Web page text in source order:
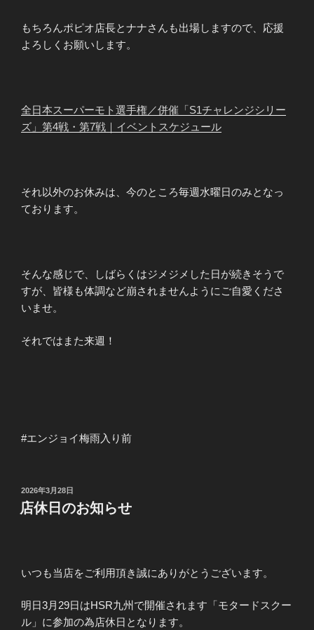
もちろんポピオ店長とナナさんも出場しますので、応援
よろしくお願いします。
全日本スーパーモト選手権／併催「S1チャレンジシリー
ズ」第4戦・第7戦｜イベントスケジュール
それ以外のお休みは、今のところ毎週水曜日のみとなっ
ております。
そんな感じで、しばらくはジメジメした日が続きそうで
すが、皆様も体調など崩されませんようにご自愛くださ
いませ。
それではまた来週！
#エンジョイ梅雨入り前
投
稿
日:
2026年3月28日
店休日のお知らせ
いつも当店をご利用頂き誠にありがとうございます。
明日3月29日はHSR九州で開催されます「モタードスクー
ル」に参加の為店休日となります。